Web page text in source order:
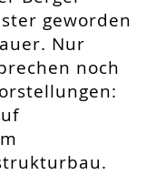
geworden
Nur
noch